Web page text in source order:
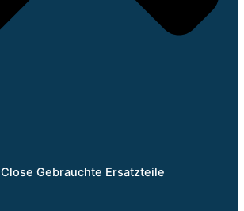
Close Gebrauchte Ersatzteile